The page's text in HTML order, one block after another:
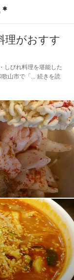
理がおすす
しびれ料理を堪能した
山市で「
続きを読
を多数ご用意◎ 本